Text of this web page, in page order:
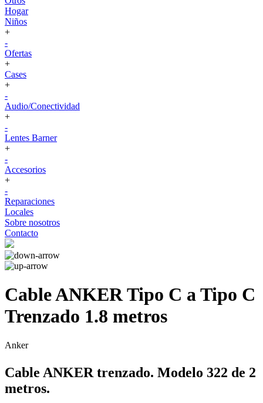
Hogar
Niños
+
-
Ofertas
+
Cases
+
-
Audio/Conectividad
+
-
Lentes Barner
+
-
Accesorios
+
-
Reparaciones
Locales
Sobre nosotros
Contacto
Cable ANKER Tipo C a Tipo C
Trenzado 1.8 metros
Anker
Cable ANKER trenzado. Modelo 322 de 2
metros.